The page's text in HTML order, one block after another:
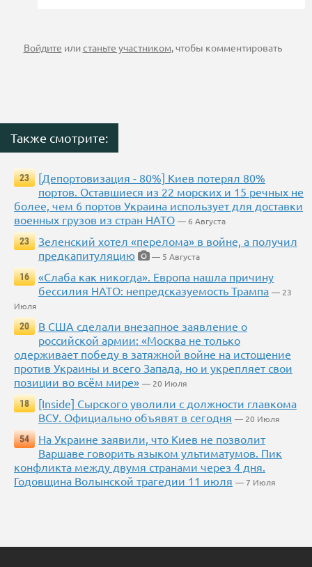
Войдите илистаньте участником, чтобы комментировать
Также смотрите:
23
[Депортовизация - 80%] Киев потерял 80%
портов. Оставшиеся из 22 морских и 15 речных не
более, чем 6 портов Украина использует для доставки
военных грузов из стран НАТО — 6 Августа
23
Зеленский хотел «перелома» в войне, а получил
предкапитуляцию
— 5 Августа
16
«Слаба как никогда». Европа нашла причину
бессилия НАТО: непредсказуемость Трампа — 23
Июля
20
В США сделали внезапное заявление о
российской армии: «Москва не только
одерживает победу в затяжной войне на истощение
против Украины и всего Запада, но и укрепляет свои
позиции во всём мире» — 20 Июля
18
[Inside] Сырского уволили с должности главкома
ВСУ. Официально объявят в сегодня — 20 Июля
54
На Украине заявили, что Киев не позволит
Варшаве говорить языком ультиматумов. Пик
конфликта между двумя странами через 4 дня.
Годовщина Волынской трагедии 11 июля — 7 Июля